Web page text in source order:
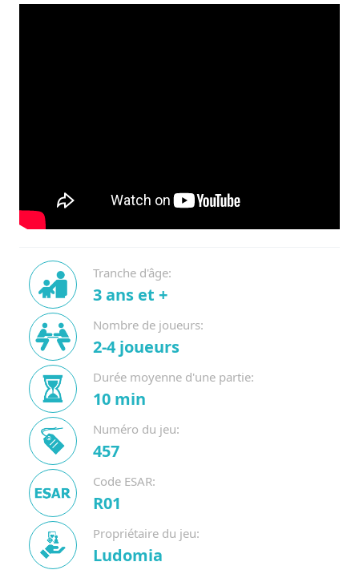
Tranche d'âge:
3 ans et +
Nombre de joueurs:
2-4 joueurs
Durée moyenne d'une partie:
10 min
Numéro du jeu:
457
Code ESAR:
R01
Propriétaire du jeu:
Ludomia